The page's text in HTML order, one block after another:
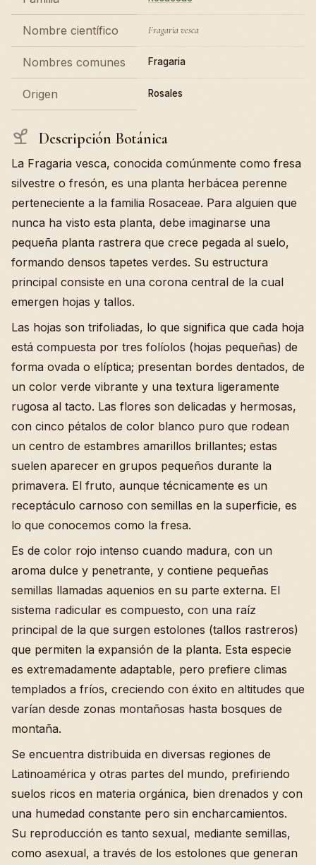
Nombre científico Fragaria vesca
Nombres comunes Fragaria
Origen Rosales
Descripción Botánica
La Fragaria vesca, conocida comúnmente como fresa
silvestre o fresón, es una planta herbácea perenne
perteneciente a la familia Rosaceae. Para alguien que
nunca ha visto esta planta, debe imaginarse una
pequeña planta rastrera que crece pegada al suelo,
formando densos tapetes verdes. Su estructura
principal consiste en una corona central de la cual
emergen hojas y tallos.
Las hojas son trifoliadas, lo que significa que cada hoja
está compuesta por tres folíolos (hojas pequeñas) de
forma ovada o elíptica; presentan bordes dentados, de
un color verde vibrante y una textura ligeramente
rugosa al tacto. Las flores son delicadas y hermosas,
con cinco pétalos de color blanco puro que rodean
un centro de estambres amarillos brillantes; estas
suelen aparecer en grupos pequeños durante la
primavera. El fruto, aunque técnicamente es un
receptáculo carnoso con semillas en la superficie, es
lo que conocemos como la fresa.
Es de color rojo intenso cuando madura, con un
aroma dulce y penetrante, y contiene pequeñas
semillas llamadas aquenios en su parte externa. El
sistema radicular es compuesto, con una raíz
principal de la que surgen estolones (tallos rastreros)
que permiten la expansión de la planta. Esta especie
es extremadamente adaptable, pero prefiere climas
templados a fríos, creciendo con éxito en altitudes que
varían desde zonas montañosas hasta bosques de
montaña.
Se encuentra distribuida en diversas regiones de
Latinoamérica y otras partes del mundo, prefiriendo
suelos ricos en materia orgánica, bien drenados y con
una humedad constante pero sin encharcamientos.
Su reproducción es tanto sexual, mediante semillas,
como asexual, a través de los estolones que generan